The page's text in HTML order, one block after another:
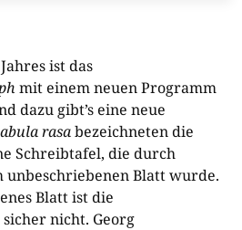
ist das
mit einem neuen Programm
dazu gibt’s eine neue
rasabezeichneten die
Schreibtafel, die durch
unbeschriebenen Blatt wurde.
Blatt ist die
sicher nicht. Georg